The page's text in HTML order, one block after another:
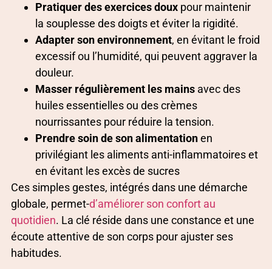
Pratiquer des exercices doux pour maintenir
la souplesse des doigts et éviter la rigidité.
Adapter son environnement, en évitant le froid
excessif ou l’humidité, qui peuvent aggraver la
douleur.
Masser régulièrement les mains avec des
huiles essentielles ou des crèmes
nourrissantes pour réduire la tension.
Prendre soin de son alimentationen
privilégiant les aliments anti-inflammatoires et
en évitant les excès de sucres
Ces simples gestes, intégrés dans une démarche
globale, permet-d’améliorer son confort au
quotidien. La clé réside dans une constance et une
écoute attentive de son corps pour ajuster ses
habitudes.